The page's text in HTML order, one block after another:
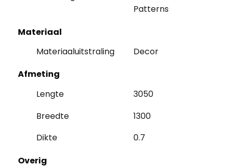
Patterns
Materiaal
Materiaaluitstraling
Decor
Afmeting
Lengte
3050
Breedte
1300
Dikte
0.7
Overig